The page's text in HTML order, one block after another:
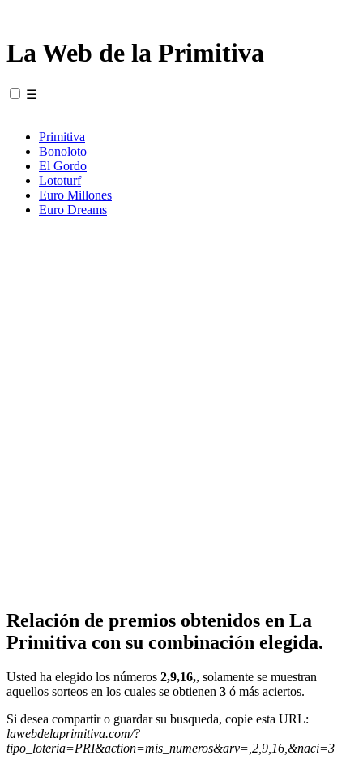
La Web de la Primitiva
☰
Primitiva
Bonoloto
El Gordo
Lototurf
Euro Millones
Euro Dreams
Relación de premios obtenidos en La
Primitiva con su combinación elegida.
Usted ha elegido los números 2,9,16,, solamente se muestran
aquellos sorteos en los cuales se obtienen 3 ó más aciertos.
Si desea compartir o guardar su busqueda, copie esta URL:
lawebdelaprimitiva.com/?
tipo_loteria=PRI&action=mis_numeros&arv=,2,9,16,&naci=3